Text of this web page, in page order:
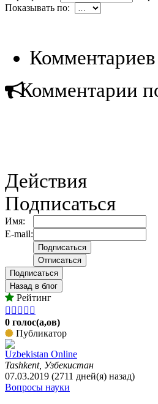
Показывать по:
Комментарии
Действия
Подписаться
Имя:
E-mail:
Подписаться
Назад в блог
Рейтинг
    
0 голос(а,ов)
Публикатор
Uzbekistan Online
Tashkent, Узбекистан
07.03.2019 (2711 дней(я) назад)
Вопросы науки